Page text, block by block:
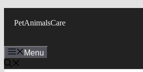
PetAnimalsCare
Menu